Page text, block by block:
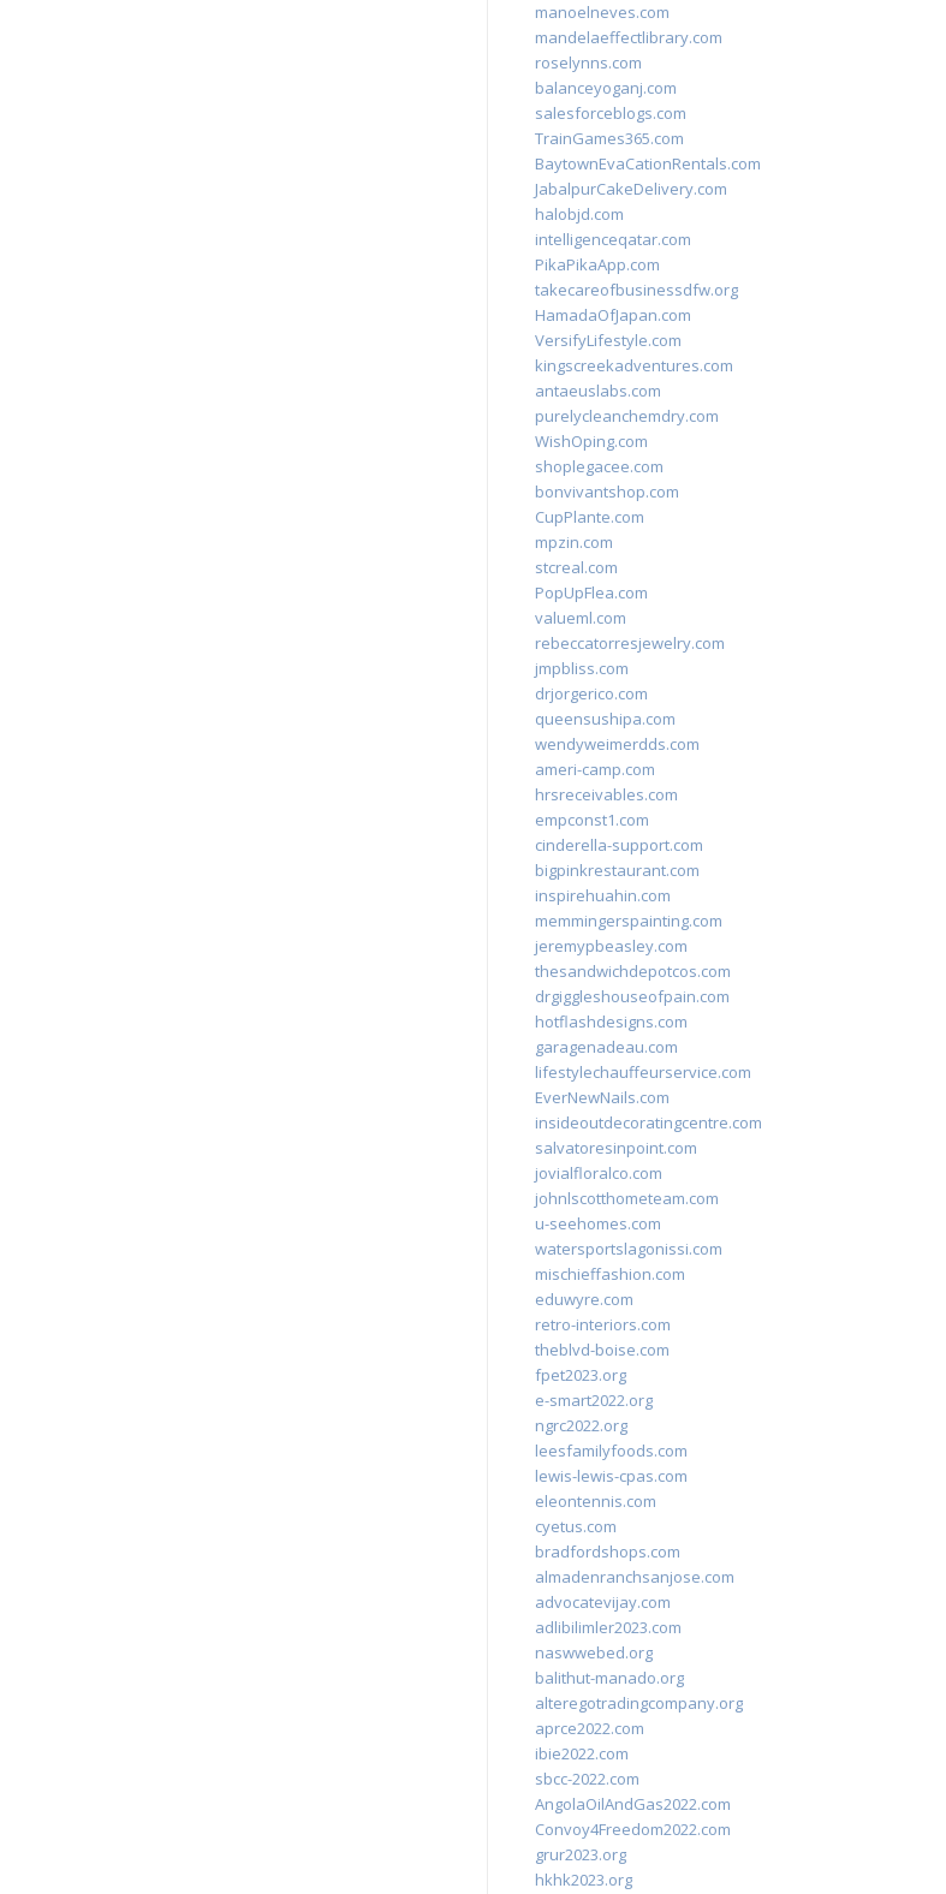
manoelneves.com
mandelaeffectlibrary.com
roselynns.com
balanceyoganj.com
salesforceblogs.com
TrainGames365.com
BaytownEvaCationRentals.com
JabalpurCakeDelivery.com
halobjd.com
intelligenceqatar.com
PikaPikaApp.com
takecareofbusinessdfw.org
HamadaOfJapan.com
VersifyLifestyle.com
kingscreekadventures.com
antaeuslabs.com
purelycleanchemdry.com
WishOping.com
shoplegacee.com
bonvivantshop.com
CupPlante.com
mpzin.com
stcreal.com
PopUpFlea.com
valueml.com
rebeccatorresjewelry.com
jmpbliss.com
drjorgerico.com
queensushipa.com
wendyweimerdds.com
ameri-camp.com
hrsreceivables.com
empconst1.com
cinderella-support.com
bigpinkrestaurant.com
inspirehuahin.com
memmingerspainting.com
jeremypbeasley.com
thesandwichdepotcos.com
drgiggleshouseofpain.com
hotflashdesigns.com
garagenadeau.com
lifestylechauffeurservice.com
EverNewNails.com
insideoutdecoratingcentre.com
salvatoresinpoint.com
jovialfloralco.com
johnlscotthometeam.com
u-seehomes.com
watersportslagonissi.com
mischieffashion.com
eduwyre.com
retro-interiors.com
theblvd-boise.com
fpet2023.org
e-smart2022.org
ngrc2022.org
leesfamilyfoods.com
lewis-lewis-cpas.com
eleontennis.com
cyetus.com
bradfordshops.com
almadenranchsanjose.com
advocatevijay.com
adlibilimler2023.com
naswwebed.org
balithut-manado.org
alteregotradingcompany.org
aprce2022.com
ibie2022.com
sbcc-2022.com
AngolaOilAndGas2022.com
Convoy4Freedom2022.com
grur2023.org
hkhk2023.org